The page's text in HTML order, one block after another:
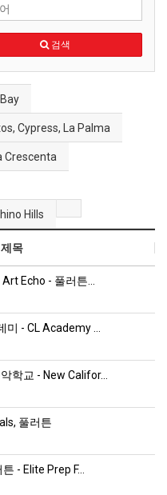
검색
Cypress, La Palma
Crescenta
Hills
제목
Echo - 풀러튼…
미 - CL Academy …
학교 - New Califor…
풀러튼
- Elite Prep F…